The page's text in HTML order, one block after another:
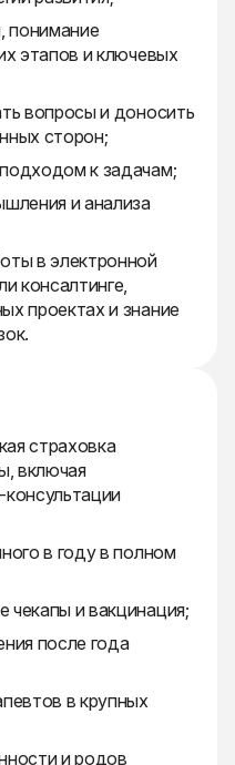
понимание
этапов и ключевых
вопросы и доносить
сторон;
к задачам;
и анализа
в электронной
консалтинге,
проектах и знание
страховка
включая
в году в полном
и вакцинация;
после года
в крупных
и родов